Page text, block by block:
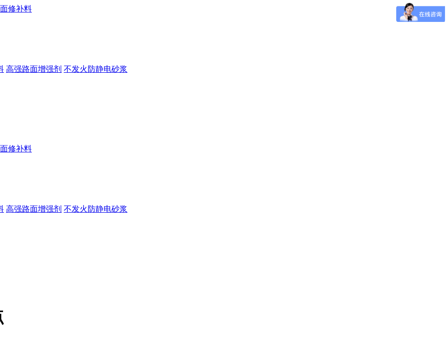
高强路面增强剂 不发火防静电砂浆
高强路面增强剂 不发火防静电砂浆